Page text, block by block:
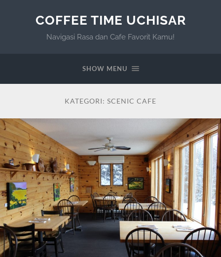
COFFEE TIME UCHISAR
Navigasi Rasa dan Cafe Favorit Kamu!
SHOW MENU
KATEGORI: SCENIC CAFE